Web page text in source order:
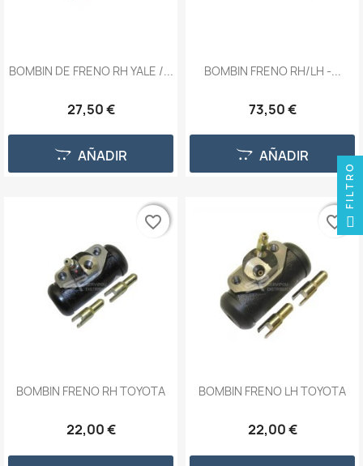
BOMBIN DE FRENO RH YALE /...
27,50 €
AÑADIR
BOMBIN FRENO RH/LH -...
73,50 €
AÑADIR
BOMBIN FRENO RH TOYOTA
22,00 €
favorite_border
favorite_border
BOMBIN FRENO LH TOYOTA
22,00 €
favorite_border
favorite_border
FILTRO